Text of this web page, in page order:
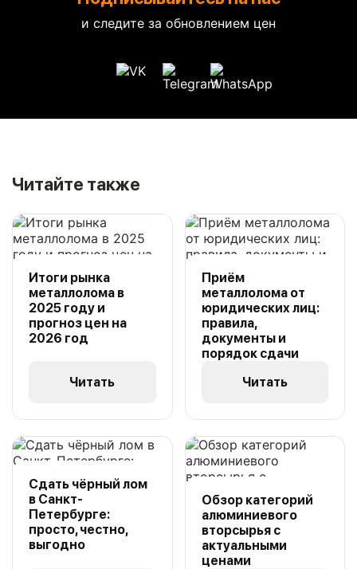
и следите за обновлением цен
Читайте также
Итоги рынка
металлолома в
2025 году и
прогноз цен на
2026 год
Читать
Приём
металлолома от
юридических лиц:
правила,
документы и
порядок сдачи
Читать
Сдать чёрный лом
в Санкт-
Петербурге:
просто, честно,
выгодно
Обзор категорий
алюминиевого
вторсырья с
актуальными
ценами